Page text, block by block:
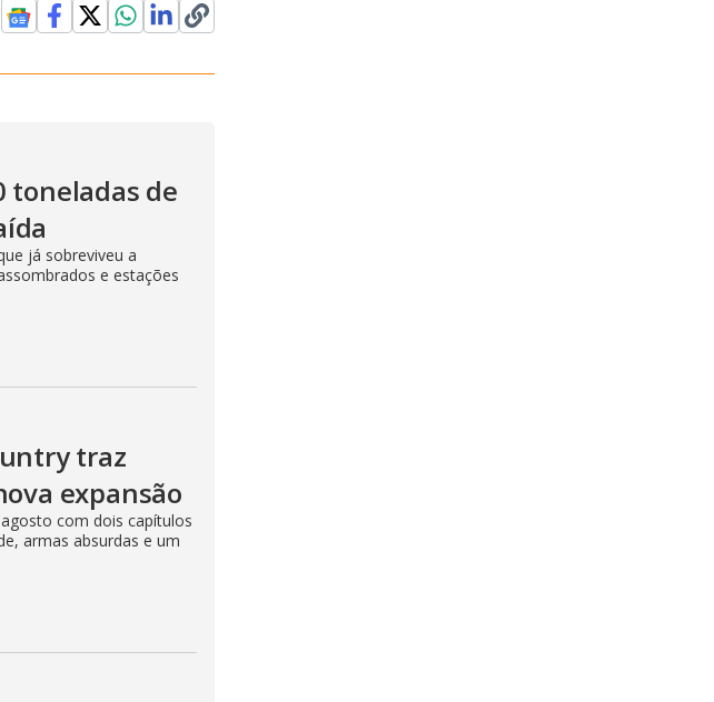
toneladas de
já sobreviveu a
e estações
traz
expansão
com dois capítulos
armas absurdas e um